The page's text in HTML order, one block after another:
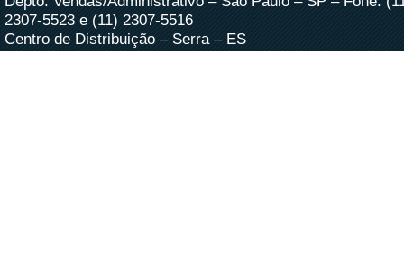
2307-5523 e (11) 2307-5516
Centro de Distribuição – Serra – ES